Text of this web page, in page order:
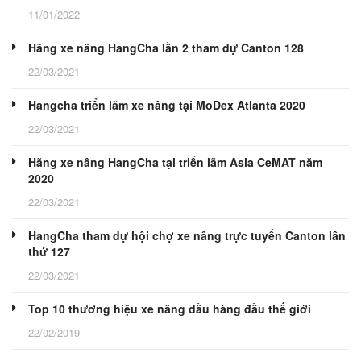
11/01/2022
Hãng xe nâng HangCha lần 2 tham dự Canton 128
22/03/2021
Hangcha triển lãm xe nâng tại MoDex Atlanta 2020
22/03/2021
Hãng xe nâng HangCha tại triển lãm Asia CeMAT năm
2020
22/03/2021
HangCha tham dự hội chợ xe nâng trực tuyến Canton lần
thứ 127
22/03/2021
Top 10 thương hiệu xe nâng dầu hàng đầu thế giới
22/02/2019